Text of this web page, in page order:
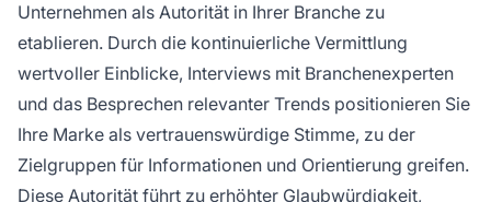
Unternehmen als Autorität in Ihrer Branche zu
etablieren. Durch die kontinuierliche Vermittlung
wertvoller Einblicke, Interviews mit Branchenexperten
und das Besprechen relevanter Trends positionieren Sie
Ihre Marke als vertrauenswürdige Stimme, zu der
Zielgruppen für Informationen und Orientierung greifen.
Diese Autorität führt zu erhöhter Glaubwürdigkeit,